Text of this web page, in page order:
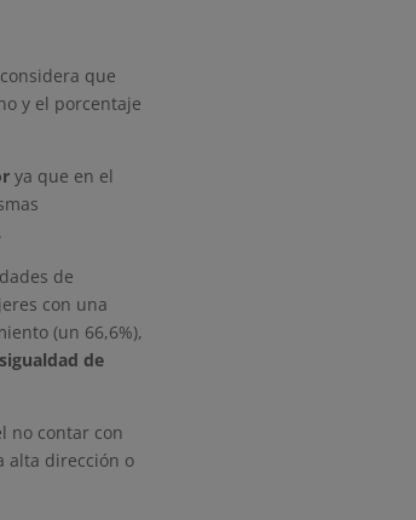
que
y el porcentaje
ya que en el
de
con una
(un 66,6%),
de
no contar con
alta dirección o